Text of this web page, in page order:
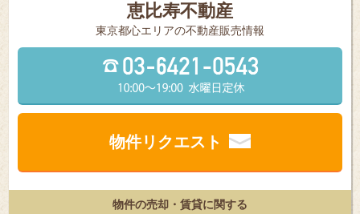
恵比寿不動産
東京都⼼エリアの不動産販売情報
物件リクエスト
物件の売却・賃貸に関する